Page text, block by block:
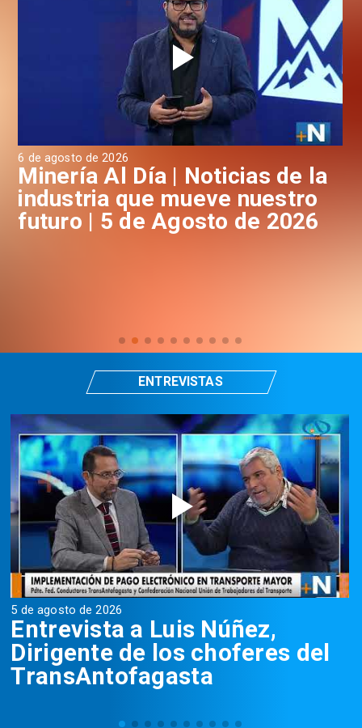
6 de agosto de 2026
Minería Al Día | Noticias de la
industria que mueve nuestro
futuro | 5 de Agosto de 2026
5 de agosto de 2026
Entrevista a Luis Núñez,
Dirigente de los choferes del
TransAntofagasta
ENTREVISTAS